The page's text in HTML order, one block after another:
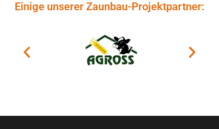
Einige unserer Zaunbau-Projektpartner: